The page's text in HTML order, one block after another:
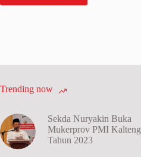
Trending now
Sekda Nuryakin Buka
Mukerprov PMI Kalteng
Tahun 2023